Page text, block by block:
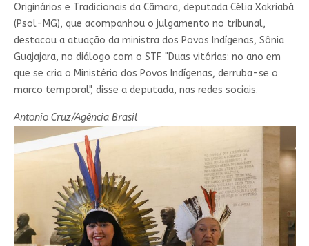
Originários e Tradicionais da Câmara, deputada Célia Xakriabá
(Psol-MG), que acompanhou o julgamento no tribunal,
destacou a atuação da ministra dos Povos Indígenas, Sônia
Guajajara, no diálogo com o STF. "Duas vitórias: no ano em
que se cria o Ministério dos Povos Indígenas, derruba-se o
marco temporal", disse a deputada, nas redes sociais.
Antonio Cruz/Agência Brasil